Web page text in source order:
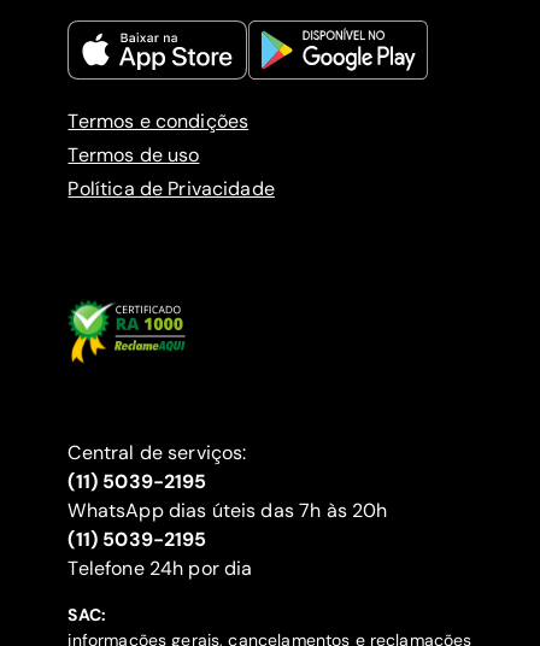
Termos e condições
Termos de uso
Política de Privacidade
Central de serviços:
(11) 5039-2195
WhatsApp dias úteis das 7h às 20h
(11) 5039-2195
‍Telefone 24h por dia
SAC:
informações gerais, cancelamentos e reclamações